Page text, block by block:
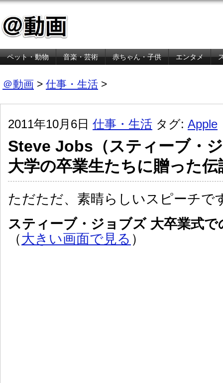
ペット・動物 音楽・芸術 赤ちゃん・子供 エンタメ
＠動画 > 仕事・生活 >
2011年10月6日 仕事・生活 タグ: Apple
Steve Jobs（スティーブ・
大学の卒業生たちに贈った
ただただ、素晴らしいスピーチで
スティーブ・ジョブズ 大卒業式
（大きい画面で見る ）